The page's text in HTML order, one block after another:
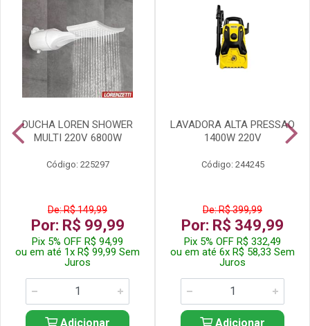
DUCHA LOREN SHOWER
MULTI 220V 6800W
Código: 225297
De: R$ 149,99
Por: R$ 99,99
Pix 5% OFF R$ 94,99
ou em até 1x R$ 99,99 Sem
Juros
Adicionar
LAVADORA ALTA PRESSAO
1400W 220V
Código: 244245
De: R$ 399,99
Por: R$ 349,99
Pix 5% OFF R$ 332,49
ou em até 6x R$ 58,33 Sem
Juros
Adicionar